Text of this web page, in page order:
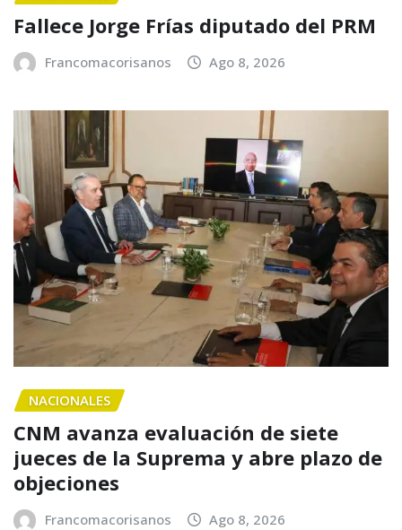
Fallece Jorge Frías diputado del PRM
Francomacorisanos Ago 8, 2026
NACIONALES
CNM avanza evaluación de siete
jueces de la Suprema y abre plazo de
objeciones
Francomacorisanos Ago 8, 2026